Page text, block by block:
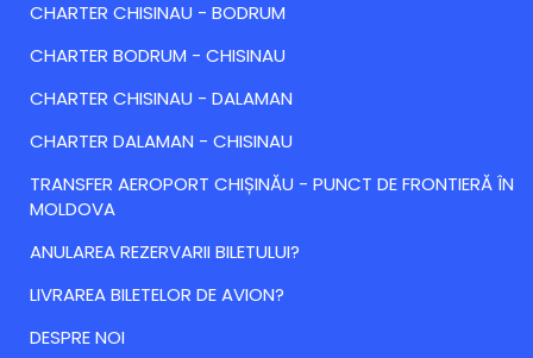
CHARTER CHISINAU - BODRUM
CHARTER BODRUM - CHISINAU
CHARTER CHISINAU - DALAMAN
CHARTER DALAMAN - CHISINAU
TRANSFER AEROPORT CHIȘINĂU - PUNCT DE FRONTIERĂ ÎN
MOLDOVA
ANULAREA REZERVARII BILETULUI?
LIVRAREA BILETELOR DE AVION?
DESPRE NOI